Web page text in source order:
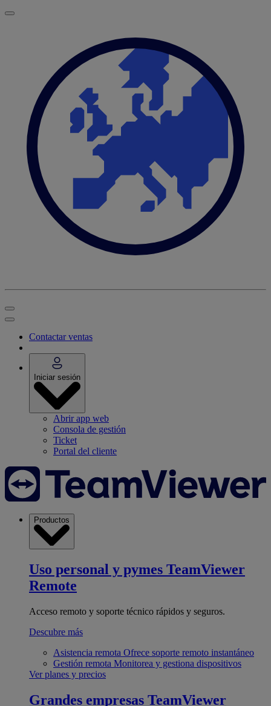
Contactar ventas
Iniciar sesión
Abrir app web
Consola de gestión
Ticket
Portal del cliente
Productos
Uso personal y pymes TeamViewer
Remote
Acceso remoto y soporte técnico rápidos y seguros.
Descubre más
Asistencia remota Ofrece soporte remoto instantáneo
Gestión remota Monitorea y gestiona dispositivos
Ver planes y precios
Grandes empresas TeamViewer